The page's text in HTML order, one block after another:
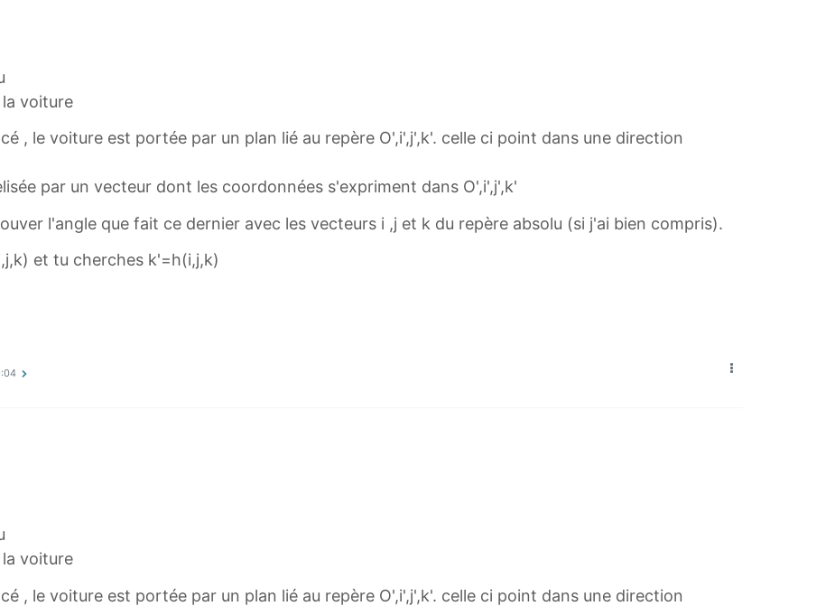
voiture
, le voiture est portée par un plan lié au repère O',i',j',k'. celle ci point dans une direction
par un vecteur dont les coordonnées s'expriment dans O',i',j',k'
l'angle que fait ce dernier avec les vecteurs i ,j et k du repère absolu (si j'ai bien compris).
et tu cherches k'=h(i,j,k)
voiture
, le voiture est portée par un plan lié au repère O',i',j',k'. celle ci point dans une direction